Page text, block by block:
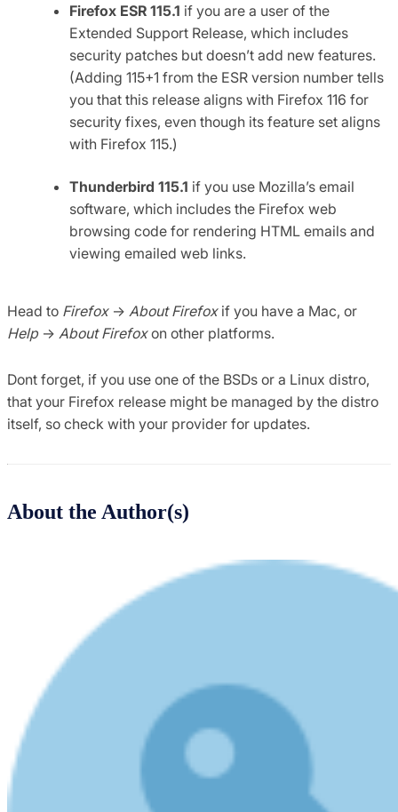
Firefox ESR 115.1 if you are a user of the
Extended Support Release, which includes
security patches but doesn’t add new features.
(Adding 115+1 from the ESR version number tells
you that this release aligns with Firefox 116 for
security fixes, even though its feature set aligns
with Firefox 115.)
Thunderbird 115.1 if you use Mozilla’s email
software, which includes the Firefox web
browsing code for rendering HTML emails and
viewing emailed web links.
Head to Firefox-> About Firefoxif you have a Mac, or
Help -> About Firefoxon other platforms.
Dont forget, if you use one of the BSDs or a Linux distro,
that your Firefox release might be managed by the distro
itself, so check with your provider for updates.
About the Author(s)